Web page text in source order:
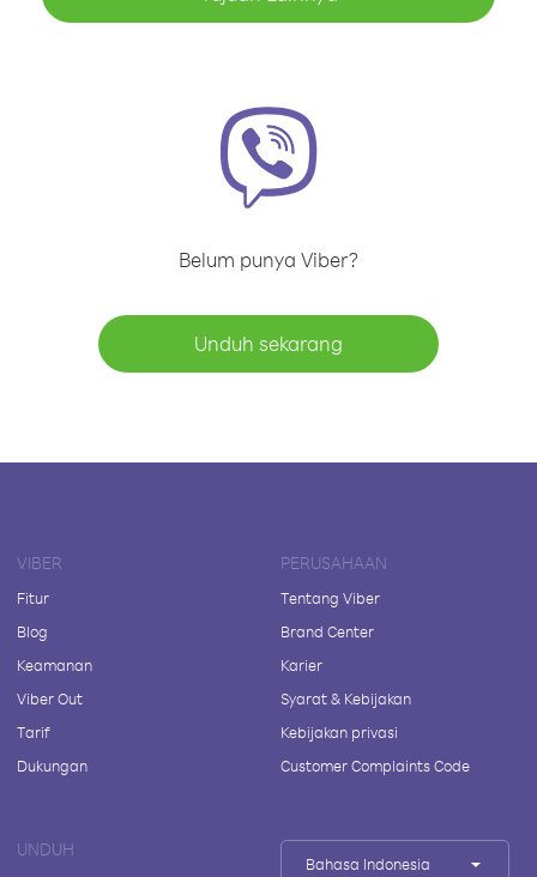
Belum punya Viber?
Unduh sekarang
VIBER
Fitur
Blog
Keamanan
Viber Out
Tarif
Dukungan
PERUSAHAAN
Tentang Viber
Brand Center
Karier
Syarat & Kebijakan
Kebijakan privasi
Customer Complaints Code
UNDUH
Bahasa Indonesia